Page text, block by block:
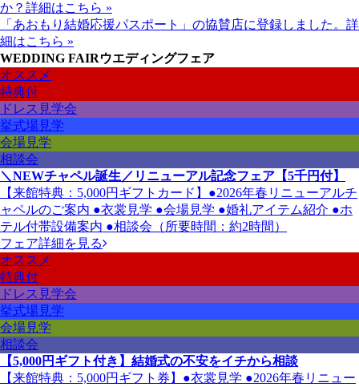
か？ 詳細はこちら »
「あおもり結婚応援パスポート」の協賛店に登録しました。 詳
細はこちら »
WEDDING FAIRウエディングフェア
オススメ
特典付
ドレス見学会
挙式場見学
会場見学
相談会
＼NEWチャペル誕生／リニューアル記念フェア【5千円付】
【来館特典：5,000円ギフトカード】●2026年春リニューアルチ
ャペルのご案内 ●衣裳見学 ●会場見学 ●婚礼アイテム紹介 ●ホ
テル付帯設備案内 ●相談会（所要時間：約2時間）
フェア詳細を見る
オススメ
特典付
ドレス見学会
挙式場見学
会場見学
相談会
【5,000円ギフト付き】結婚式の不安をイチから相談
【来館特典：5,000円ギフト券】●衣裳見学 ●2026年春リニュー